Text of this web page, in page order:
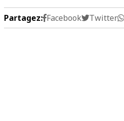
Partagez: Facebook Twitter